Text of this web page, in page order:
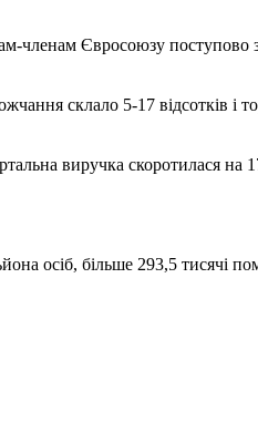
членам Євросоюзу
склало 5-17 відсотків
виручка скоротилася на
осіб, більше 293,5 тисячі